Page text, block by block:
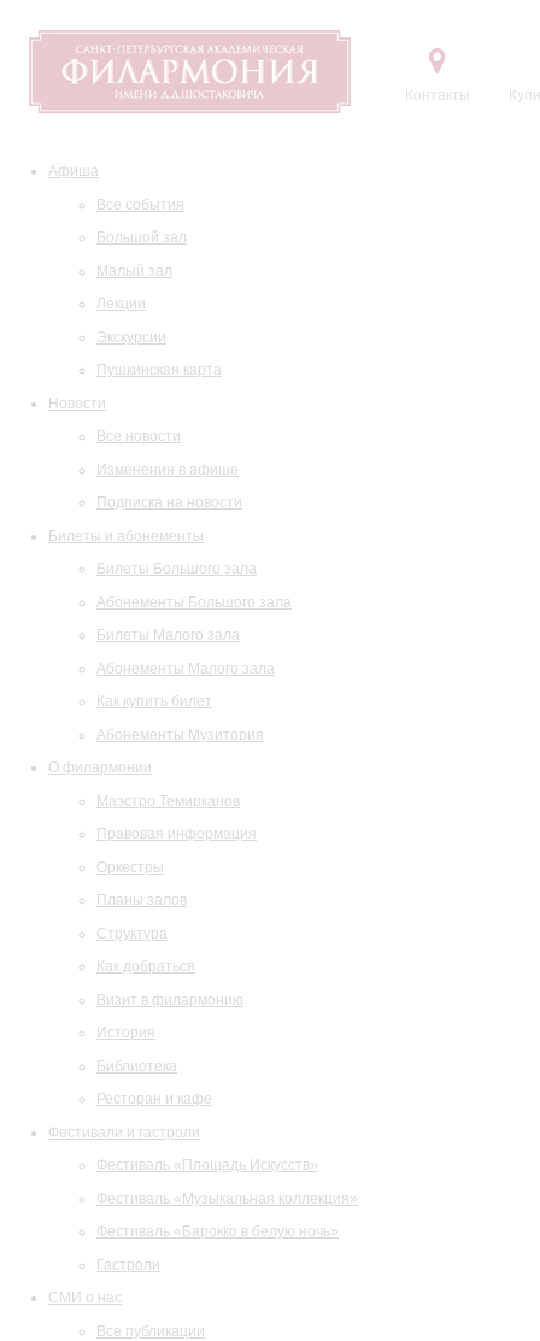
Контакты
Афиша
Все события
Большой зал
Малый зал
Лекции
Экскурсии
Пушкинская карта
Новости
Все новости
Изменения в афише
Подписка на новости
Билеты и абонементы
Билеты Большого зала
Абонементы Большого зала
Билеты Малого зала
Абонементы Малого зала
Как купить билет
Абонементы Музитория
О филармонии
Маэстро Темирканов
Правовая информация
Оркестры
Планы залов
Структура
Как добраться
Визит в филармонию
История
Библиотека
Ресторан и кафе
Фестивали и гастроли
Фестиваль «Площадь Искусств»
Фестиваль «Музыкальная коллекция»
Фестиваль «Барокко в белую ночь»
Гастроли
СМИ о нас
Все публикации